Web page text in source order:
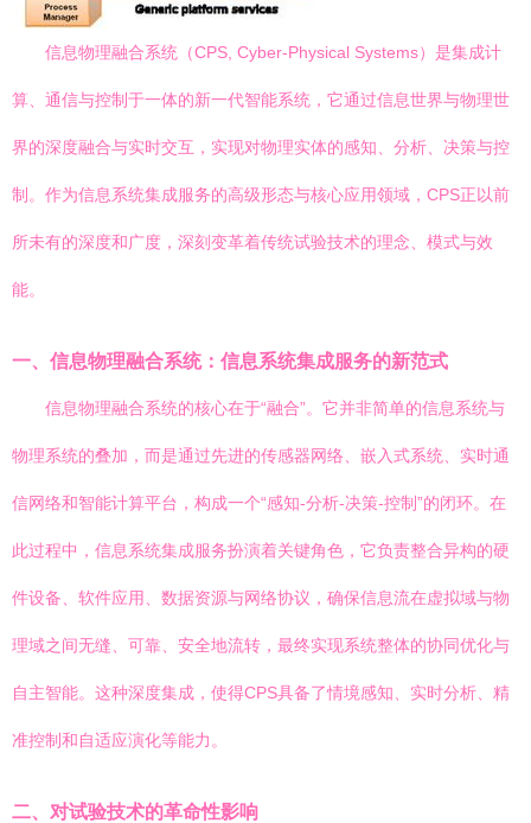
信息物理融合系统（CPS, Cyber-Physical Systems）是集成计
算、通信与控制于一体的新一代智能系统，它通过信息世界与物理世
界的深度融合与实时交互，实现对物理实体的感知、分析、决策与控
制。作为信息系统集成服务的高级形态与核心应用领域，CPS正以前
所未有的深度和广度，深刻变革着传统试验技术的理念、模式与效
能。
一、信息物理融合系统：信息系统集成服务的新范式
信息物理融合系统的核心在于“融合”。它并非简单的信息系统与
物理系统的叠加，而是通过先进的传感器网络、嵌入式系统、实时通
信网络和智能计算平台，构成一个“感知-分析-决策-控制”的闭环。在
此过程中，信息系统集成服务扮演着关键角色，它负责整合异构的硬
件设备、软件应用、数据资源与网络协议，确保信息流在虚拟域与物
理域之间无缝、可靠、安全地流转，最终实现系统整体的协同优化与
自主智能。这种深度集成，使得CPS具备了情境感知、实时分析、精
准控制和自适应演化等能力。
二、对试验技术的革命性影响